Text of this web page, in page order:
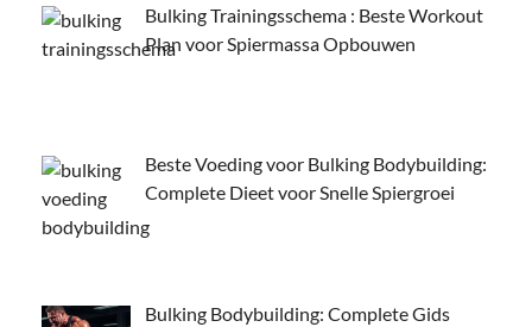
Bulking Trainingsschema : Beste Workout
Plan voor Spiermassa Opbouwen
Beste Voeding voor Bulking Bodybuilding:
Complete Dieet voor Snelle Spiergroei
Bulking Bodybuilding: Complete Gids